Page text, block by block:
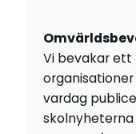
Vi bevakar ett
vardag